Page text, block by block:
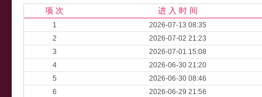
项 次 进 入 时 间
1
2026-07-13 08:35
2
2026-07-02 21:23
3
2026-07-01 15:08
4
2026-06-30 21:20
5
2026-06-30 08:46
6
2026-06-29 21:56